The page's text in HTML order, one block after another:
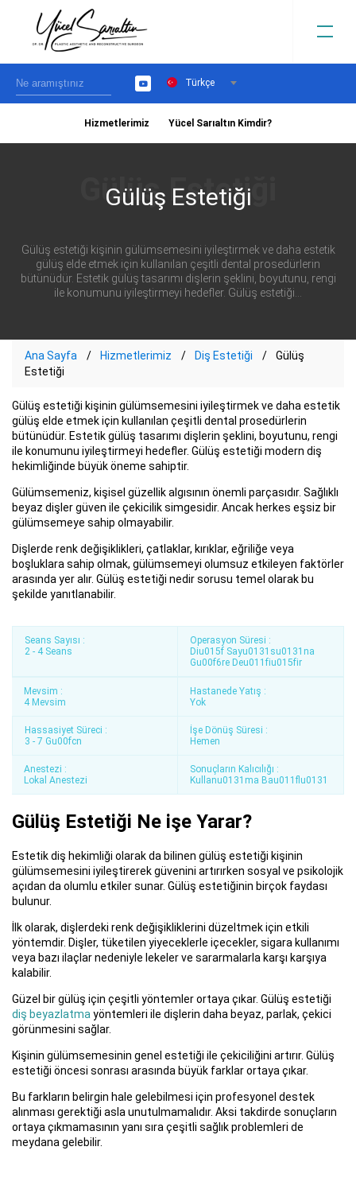
YouTubeTürkçe
Hizmetlerimiz Yücel Sarıaltın Kimdir?
Gülüş Estetiği
Gülüş estetiği kişinin gülümsemesini iyileştirmek ve daha estetik
gülüş elde etmek için kullanılan çeşitli dental prosedürlerin
bütünüdür. Estetik gülüş tasarımı dişlerin şeklini, boyutunu, rengi
ile konumunu iyileştirmeyi hedefler. Gülüş estetiği...
Ana Sayfa Hizmetlerimiz Diş Estetiği
Gülüş
Estetiği
Gülüş estetiği kişinin gülümsemesini iyileştirmek ve daha estetik
gülüş elde etmek için kullanılan çeşitli dental prosedürlerin
bütünüdür. Estetik gülüş tasarımı dişlerin şeklini, boyutunu, rengi
ile konumunu iyileştirmeyi hedefler. Gülüş estetiği modern diş
hekimliğinde büyük öneme sahiptir.
Gülümsemeniz, kişisel güzellik algısının önemli parçasıdır. Sağlıklı
beyaz dişler güven ile çekicilik simgesidir. Ancak herkes eşsiz bir
gülümsemeye sahip olmayabilir.
Dişlerde renk değişiklikleri, çatlaklar, kırıklar, eğriliğe veya
boşluklara sahip olmak, gülümsemeyi olumsuz etkileyen faktörler
arasında yer alır. Gülüş estetiği nedir sorusu temel olarak bu
şekilde yanıtlanabilir.
Seans Sayısı :
2 - 4 Seans
Operasyon Süresi :
Diu015f Sayu0131su0131na
Gu00f6re Deu011fiu015fir
Mevsim :
4 Mevsim
Hastanede Yatış :
Yok
Hassasiyet Süreci :
3 - 7 Gu00fcn
İşe Dönüş Süresi :
Hemen
Anestezi :
Lokal Anestezi
Sonuçların Kalıcılığı :
Kullanu0131ma Bau011flu0131
Gülüş Estetiği Ne işe Yarar?
Estetik diş hekimliği olarak da bilinen gülüş estetiği kişinin
gülümsemesini iyileştirerek güvenini artırırken sosyal ve psikolojik
açıdan da olumlu etkiler sunar. Gülüş estetiğinin birçok faydası
bulunur.
İlk olarak, dişlerdeki renk değişikliklerini düzeltmek için etkili
yöntemdir. Dişler, tüketilen yiyeceklerle içecekler, sigara kullanımı
veya bazı ilaçlar nedeniyle lekeler ve sararmalarla karşı karşıya
kalabilir.
Güzel bir gülüş için çeşitli yöntemler ortaya çıkar. Gülüş estetiği
diş beyazlatma yöntemleri ile dişlerin daha beyaz, parlak, çekici
görünmesini sağlar.
Kişinin gülümsemesinin genel estetiği ile çekiciliğini artırır. Gülüş
estetiği öncesi sonrası arasında büyük farklar ortaya çıkar.
Bu farkların belirgin hale gelebilmesi için profesyonel destek
alınması gerektiği asla unutulmamalıdır. Aksi takdirde sonuçların
ortaya çıkmamasının yanı sıra çeşitli sağlık problemleri de
meydana gelebilir.